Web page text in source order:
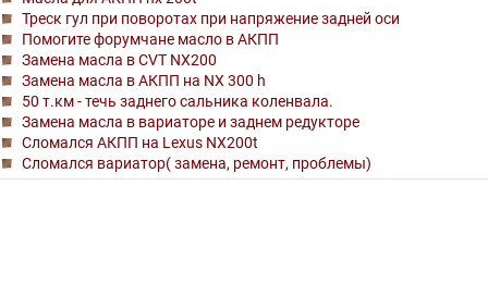
Треск гул при поворотах при напряжение задней оси
Помогите форумчане масло в АКПП
Замена масла в CVT NX200
Замена масла в АКПП на NX 300 h
50 т.км - течь заднего сальника коленвала.
Замена масла в вариаторе и заднем редукторе
Сломался АКПП на Lexus NX200t
Сломался вариатор( замена, ремонт, проблемы)